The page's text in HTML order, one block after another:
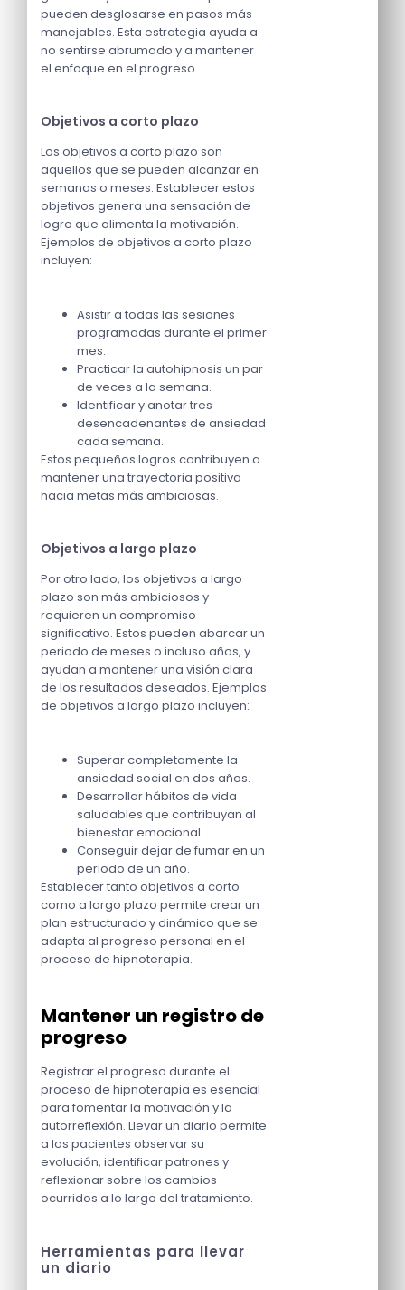
pueden desglosarse en pasos más
manejables. Esta estrategia ayuda a
no sentirse abrumado y a mantener
el enfoque en el progreso.
Objetivos a corto plazo
Los objetivos a corto plazo son
aquellos que se pueden alcanzar en
semanas o meses. Establecer estos
objetivos genera una sensación de
logro que alimenta la motivación.
Ejemplos de objetivos a corto plazo
incluyen:
Asistir a todas las sesiones
programadas durante el primer
mes.
Practicar la autohipnosis un par
de veces a la semana.
Identificar y anotar tres
desencadenantes de ansiedad
cada semana.
Estos pequeños logros contribuyen a
mantener una trayectoria positiva
hacia metas más ambiciosas.
Objetivos a largo plazo
Por otro lado, los objetivos a largo
plazo son más ambiciosos y
requieren un compromiso
significativo. Estos pueden abarcar un
periodo de meses o incluso años, y
ayudan a mantener una visión clara
de los resultados deseados. Ejemplos
de objetivos a largo plazo incluyen:
Superar completamente la
ansiedad social en dos años.
Desarrollar hábitos de vida
saludables que contribuyan al
bienestar emocional.
Conseguir dejar de fumar en un
periodo de un año.
Establecer tanto objetivos a corto
como a largo plazo permite crear un
plan estructurado y dinámico que se
adapta al progreso personal en el
proceso de hipnoterapia.
Mantener un registro de
progreso
Registrar el progreso durante el
proceso de hipnoterapia es esencial
para fomentar la motivación y la
autorreflexión. Llevar un diario permite
a los pacientes observar su
evolución, identificar patrones y
reflexionar sobre los cambios
ocurridos a lo largo del tratamiento.
Herramientas para llevar
un diario